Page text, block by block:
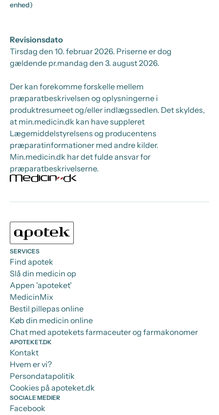
enhed)
Revisionsdato
Tirsdag den 10. februar 2026. Priserne er dog
gældende pr.mandag den 3. august 2026.
Der kan forekomme forskelle mellem
præparatbeskrivelsen og oplysningerne i
produktresumeet og/eller indlægssedlen. Det skyldes,
at min.medicin.dk kan have suppleret
Lægemiddelstyrelsens og producentens
præparatinformationer med andre kilder.
Min.medicin.dk har det fulde ansvar for
præparatbeskrivelserne.
SERVICES
Find apotek
Slå din medicin op
Appen 'apoteket'
MedicinMix
Bestil pillepas online
Køb din medicin online
Chat med apotekets farmaceuter og farmakonomer
APOTEKET.DK
Kontakt
Hvem er vi?
Persondatapolitik
Cookies på apoteket.dk
SOCIALE MEDIER
Facebook